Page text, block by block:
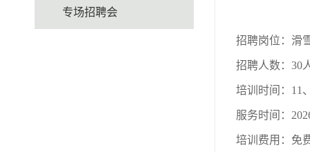
专场招聘会
招聘岗位：滑
招聘人数：30
培训时间：11
服务时间：
培训费用：免